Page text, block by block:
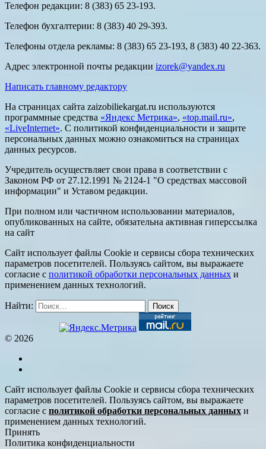
Телефон редакции: 8 (383) 65 23-193.
Телефон бухгалтерии: 8 (383) 40 29-393.
Телефоны отдела рекламы: 8 (383) 65 23-193, 8 (383) 40 22-363.
Адрес электронной почты редакции izorek@yandex.ru
Написать главному редактору
На страницах сайта zaizobiliekargat.ru используются
программные средства «Яндекс Метрика», «top.mail.ru»,
«LiveInternet». С политикой конфиденциальности и защите
персональных данных можно ознакомиться на страницах
данных ресурсов.
Учредитель осуществляет свои права в соответствии с
Законом РФ от 27.12.1991 № 2124-1 "О средствах массовой
информации" и Уставом редакции.
При полном или частичном использовании материалов,
опубликованных на сайте, обязательна активная гиперссылка
на сайт
Сайт использует файлы Cookie и сервисы сбора технических
параметров посетителей. Пользуясь сайтом, вы выражаете
согласие с политикой обработки персональных данных и
применением данных технологий.
Найти:
© 2026
Сайт использует файлы Cookie и сервисы сбора технических
параметров посетителей. Пользуясь сайтом, вы выражаете
согласие с политикой обработки персональных данных и
применением данных технологий.
Принять
Политика конфиденциальности